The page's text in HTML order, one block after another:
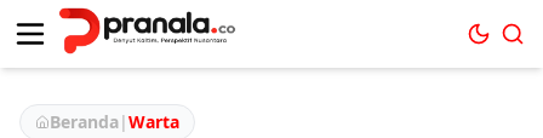
Beranda|Warta